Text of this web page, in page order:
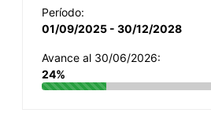
Período:
01/09/2025 - 30/12/2028
Avance al 30/06/2026:
24%